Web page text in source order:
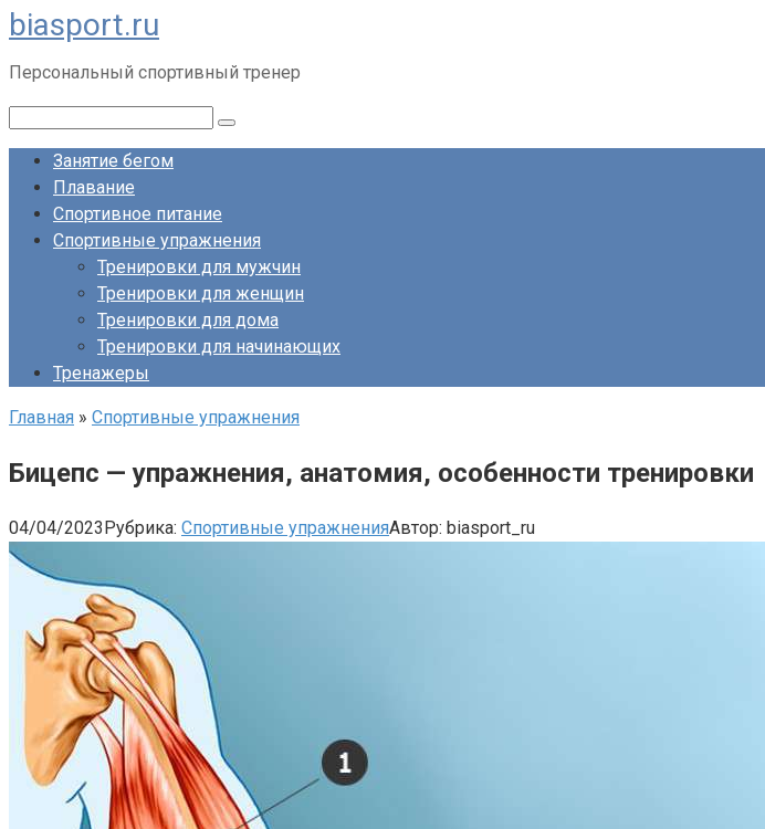
Перейти
к
контенту
biasport.ru
Персональный спортивный тренер
Занятие бегом
Плавание
Спортивное питание
Спортивные упражнения
Тренировки для мужчин
Тренировки для женщин
Тренировки для дома
Тренировки для начинающих
Тренажеры
Главная » Спортивные упражнения
Бицепс — упражнения, анатомия, особенности тренировки
04/04/2023Рубрика: Спортивные упражненияАвтор: biasport_ru